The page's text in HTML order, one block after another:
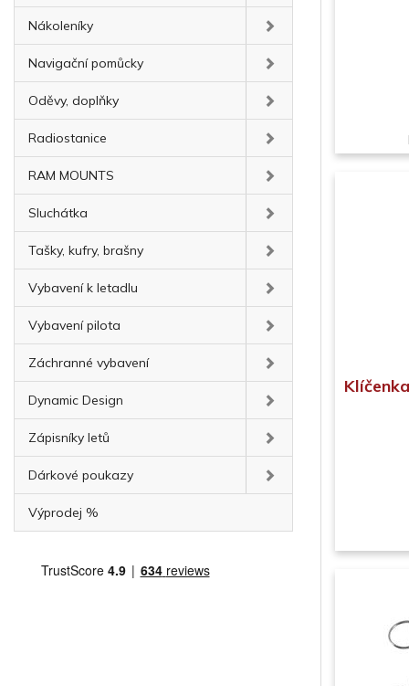
Nákoleníky
Navigační pomůcky
Oděvy, doplňky
Radiostanice
RAM MOUNTS
Sluchátka
Tašky, kufry, brašny
Vybavení k letadlu
Vybavení pilota
Záchranné vybavení
Dynamic Design
Zápisníky letů
Dárkové poukazy
Výprodej %